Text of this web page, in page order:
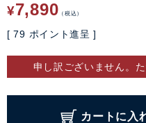
¥7,890 税込
[ 79 ポイント進呈 ]
申し訳ございません。
カートに入